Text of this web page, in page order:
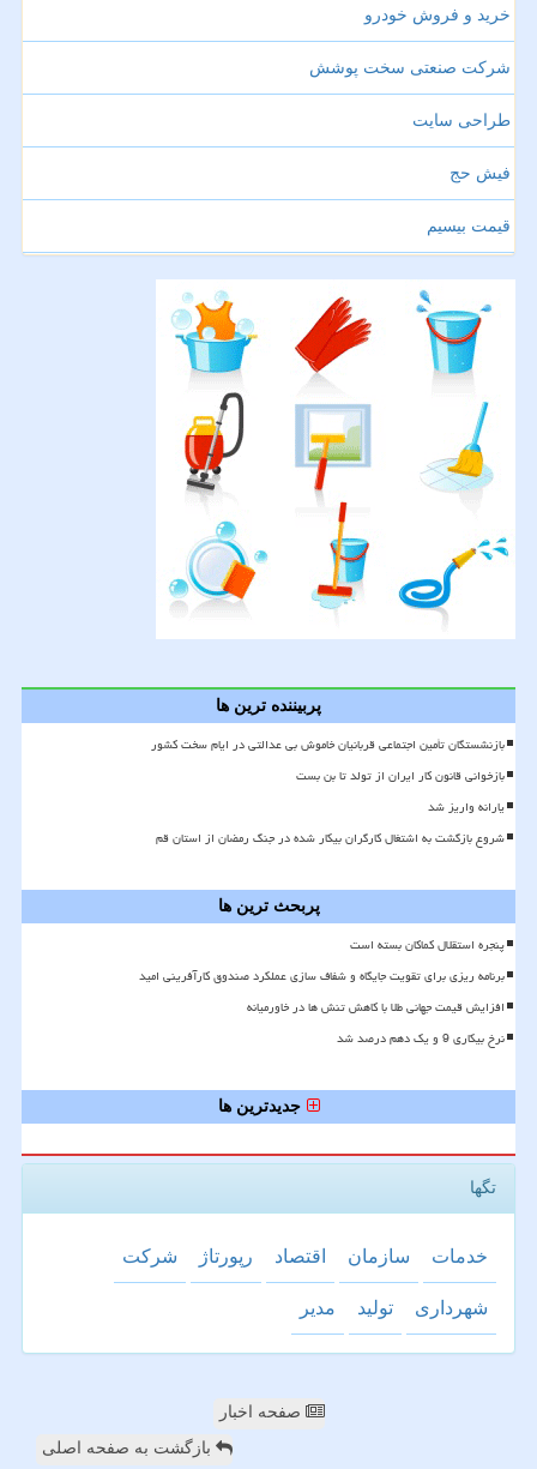
خرید و فروش خودرو
شرکت صنعتی سخت پوشش
طراحی سایت
فیش حج
قیمت بیسیم
پربیننده ترین ها
بازنشستگان تأمین اجتماعی قربانیان خاموش بی عدالتی در ایام سخت کشور
بازخوانی قانون کار ایران از تولد تا بن بست
یارانه واریز شد
شروع بازگشت به اشتغال کارگران بیکار شده در جنگ رمضان از استان قم
پربحث ترین ها
پنجره استقلال کماکان بسته است
برنامه ریزی برای تقویت جایگاه و شفاف سازی عملکرد صندوق کارآفرینی امید
افزایش قیمت جهانی طلا با کاهش تنش ها در خاورمیانه
نرخ بیکاری 9 و یک دهم درصد شد
جدیدترین ها
تگها
خدمات سازمان اقتصاد رپورتاژ شركت
شهرداری تولید مدیر
صفحه اخبار
بازگشت به صفحه اصلی